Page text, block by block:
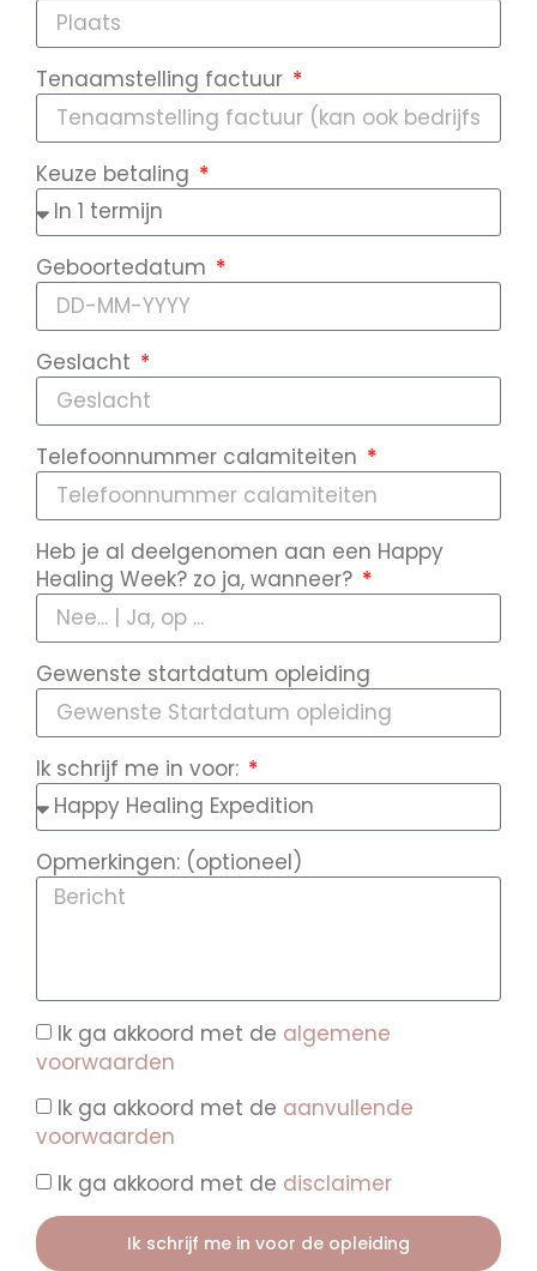
Tenaamstelling factuur
Keuze betaling
Geboortedatum
Geslacht
Telefoonnummer calamiteiten
Heb je al deelgenomen aan een Happy
Healing Week? zo ja, wanneer?
Gewenste startdatum opleiding
Ik schrijf me in voor:
Opmerkingen: (optioneel)
Ik ga akkoord met de algemene
voorwaarden
Ik ga akkoord met de aanvullende
voorwaarden
Ik ga akkoord met de disclaimer
Ik schrijf me in voor de opleiding